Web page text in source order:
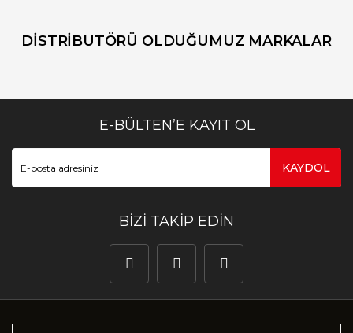
DİSTRİBUTÖRÜ OLDUĞUMUZ MARKALAR
E-BÜLTEN’E KAYIT OL
KAYDOL
BİZİ TAKİP EDİN